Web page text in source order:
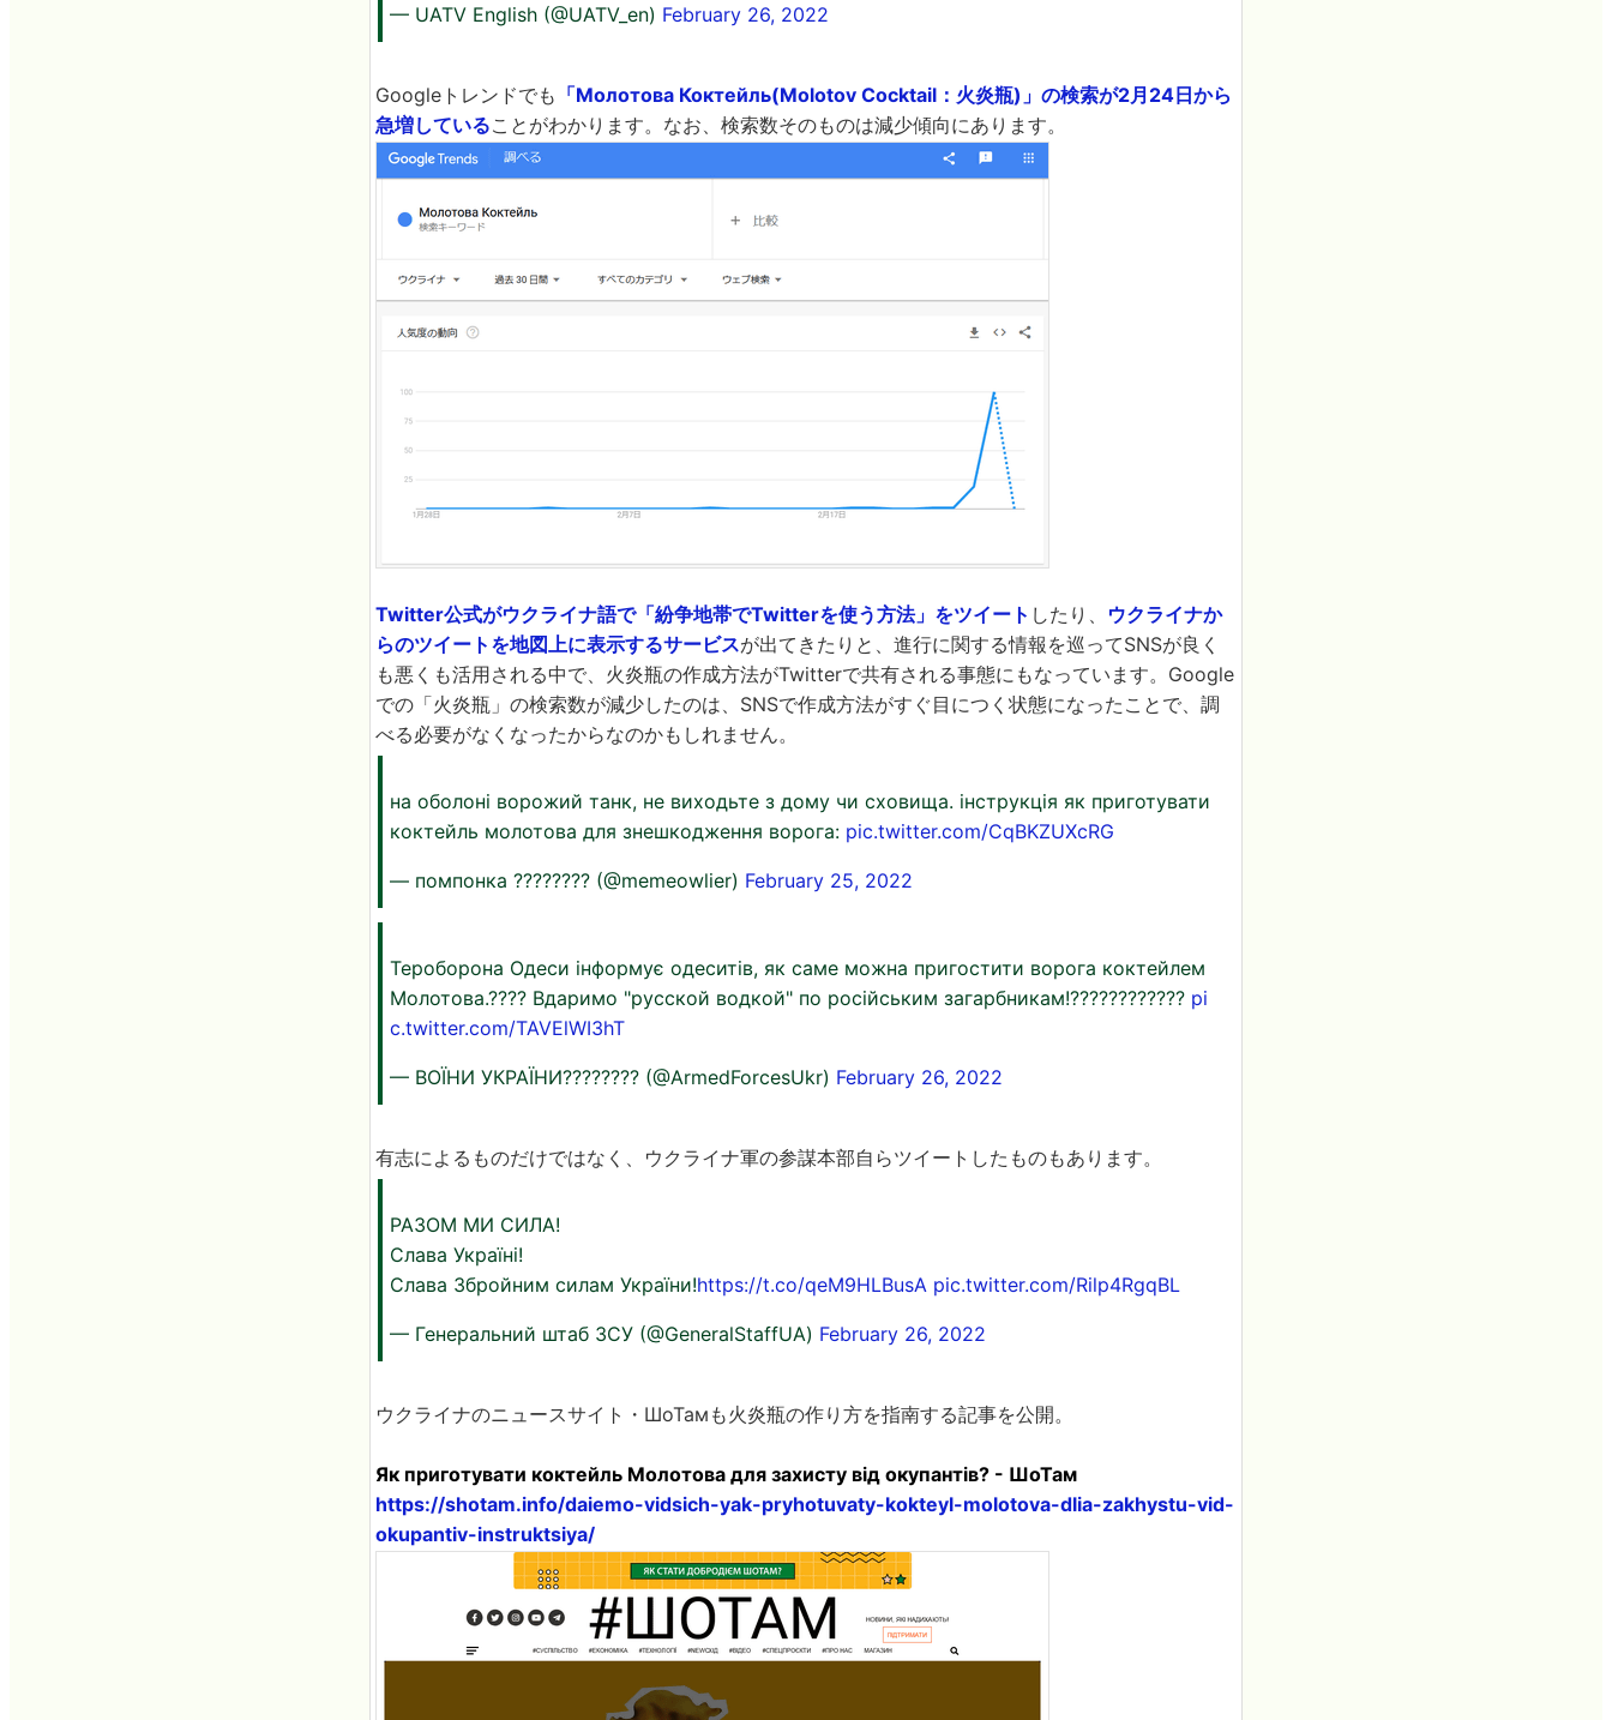
— UATV English (@UATV_en) February 26, 2022
Googleトレンドでも 「Молотова Коктейль(Molotov Cocktail：火炎瓶)」の検索が2月24日から
急増していることがわかります。なお、検索数そのものは減少傾向にあります。
Twitter公式がウクライナ語で「紛争地帯でTwitterを使う方法」をツイート したり、 ウクライナか
らのツイートを地図上に表示するサービスが出てきたりと、進行に関する情報を巡ってSNSが良く
も悪くも活用される中で、火炎瓶の作成方法がTwitterで共有される事態にもなっています。Google
での「火炎瓶」の検索数が減少したのは、SNSで作成方法がすぐ目につく状態になったことで、調
べる必要がなくなったからなのかもしれません。
на оболоні ворожий танк, не виходьте з дому чи сховища. інструкція як приготувати
коктейль молотова для знешкодження ворога: pic.twitter.com/CqBKZUXcRG
— помпонка ???????? (@memeowlier) February 25, 2022
Тероборона Одеси інформує одеситів, як саме можна пригостити ворога коктейлем
Молотова.???? Вдаримо "русской водкой" по російським загарбникам!???????????? pi
c.twitter.com/TAVElWI3hT
— ВОЇНИ УКРАЇНИ???????? (@ArmedForcesUkr) February 26, 2022
有志によるものだけではなく、ウクライナ軍の参謀本部自らツイートしたものもあります。
РАЗОМ МИ СИЛА!
Слава Україні!
Слава Збройним силам України!https://t.co/qeM9HLBusA pic.twitter.com/Rilp4RgqBL
— Генеральний штаб ЗСУ (@GeneralStaffUA) February 26, 2022
ウクライナのニュースサイト・ШоТамも火炎瓶の作り方を指南する記事を公開。
Як приготувати коктейль Молотова для захисту від окупантів? - ШоТам
https://shotam.info/daiemo-vidsich-yak-pryhotuvaty-kokteyl-molotova-dlia-zakhystu-vid-
okupantiv-instruktsiya/